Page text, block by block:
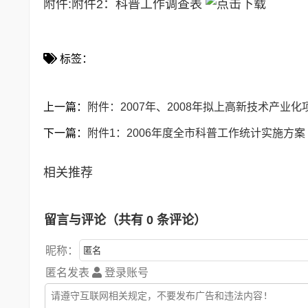
附件: 附件2：科普工作调查表
标签：
上一篇： 附件：2007年、2008年拟上高新技术产业化
下一篇： 附件1：2006年度全市科普工作统计实施方案
相关推荐
留言与评论（共有 0 条评论）
昵称：
匿名发表
登录账号